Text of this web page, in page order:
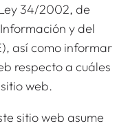
34/2002, de
y del
así como informar
respecto a cuáles
web.
sitio web asume